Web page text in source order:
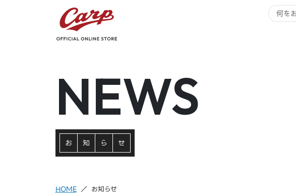
NEWS
お 知 ら せ
HOME お知らせ